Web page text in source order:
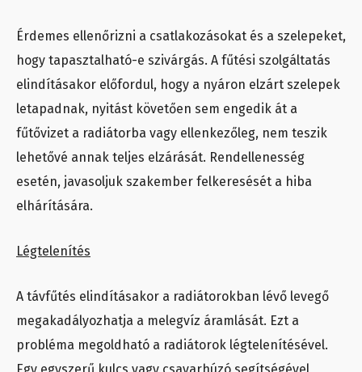
Érdemes ellenőrizni a csatlakozásokat és a szelepeket,
hogy tapasztalható-e szivárgás. A fűtési szolgáltatás
elindításakor előfordul, hogy a nyáron elzárt szelepek
letapadnak, nyitást követően sem engedik át a
fűtővizet a radiátorba vagy ellenkezőleg, nem teszik
lehetővé annak teljes elzárását. Rendellenesség
esetén, javasoljuk szakember felkeresését a hiba
elhárítására.
Légtelenítés
A távfűtés elindításakor a radiátorokban lévő levegő
megakadályozhatja a melegvíz áramlását. Ezt a
probléma megoldható a radiátorok légtelenítésével.